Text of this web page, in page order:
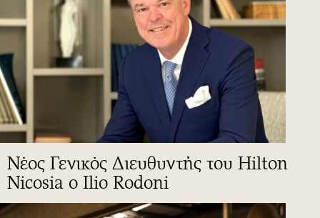
Νέος Γενικός Διευθυντής του Hilton
Nicosia ο Ilio Rodoni